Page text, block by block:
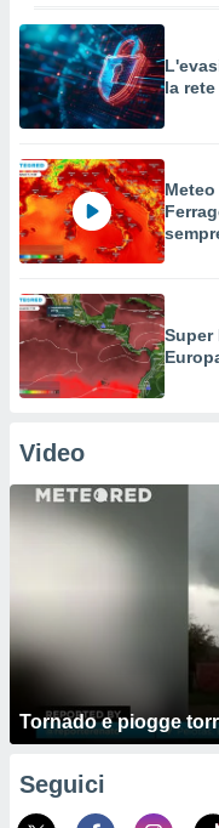
la
Super
Video
Tornado e piogge
Seguici